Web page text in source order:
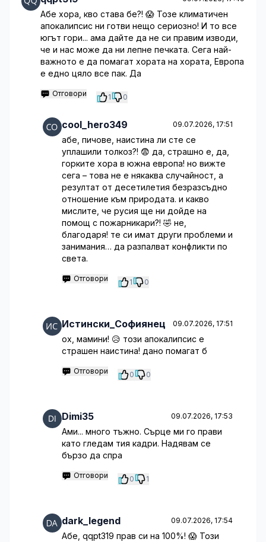
Абе хора, кво става бе?! 😱 Тозе климатичен
апокалипсис ни готви нещо сериозно! И то все
югът гори... ама дайте да не си правим изводи,
че и нас може да ни лепне печката. Сега най-
важното е да помагат хората на хората, Европа
е едно цяло все пак. Да
Отговори 1 0
cool_hero349 09.07.2026, 17:51
абе, пичове, наистина ли сте се
уплашили толкоз?! 😨 да, страшно е, да,
горките хора в южна европа! но вижте
сега – това не е някаква случайност, а
резултат от десетилетия безразсъдно
отношение към природата. и какво
мислите, че русия ще ни дойде на
помощ с пожарникари?! 🤣 не,
благодаря! те си имат други проблеми и
занимания… да разпалват конфликти по
света.
Отговори 1 0
Истински_Софиянец 09.07.2026, 17:51
ох, мамини! 😥 този апокалипсис е
страшен наистина! дано помагат б
Отговори 0 0
Dimi35 09.07.2026, 17:53
Ами... много тъжно. Сърце ми го прави
като гледам тия кадри. Надявам се
бързо да спра
Отговори 0 1
dark_legend 09.07.2026, 17:54
Абе, qqpt319 прав си на 100%! 😱 Този